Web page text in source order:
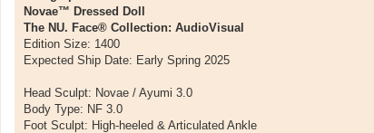
е
Novae™ Dressed Doll
The NU. Face® Collection: AudioVisual
Edition Size: 1400
Expected Ship Date: Early Spring 2025
Head Sculpt: Novae / Ayumi 3.0
Body Type: NF 3.0
Foot Sculpt: High-heeled & Articulated Ankle